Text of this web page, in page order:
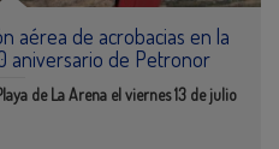
aérea de acrobacias en la
aniversario de Petronor
de La Arena el viernes 13 de julio